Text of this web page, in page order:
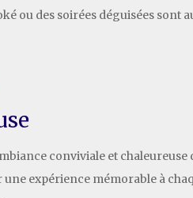
ou des soirées déguisées
conviviale et chaleureuse
expérience mémorable à